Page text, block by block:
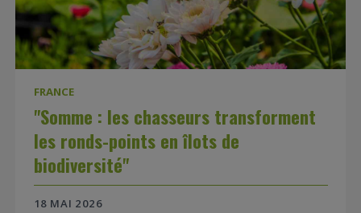
FRANCE
"Somme : les chasseurs transforment
les ronds-points en îlots de
biodiversité"
18 MAI 2026